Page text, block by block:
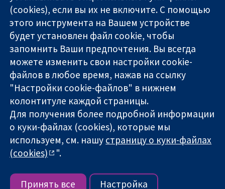
Надёжные
доказательства
Информированные
решения
Во благо
здоровья
London
W1G 0AN
United Kingdom
Новости
Пресс-
служба
О нас
Работа
Cochrane
Library
The Cochrane Collaboration is a charity (no. 1045921) and a
company limited by guarantee (no. 03044323) registered in
England & Wales. VAT registration number GB 718 2127 49.
Copyright © 2026 The Cochrane Collaboration
Условия использования веб-сайта|Отказ от
ответственности|Конфиденциальность
(cookies), если вы их не включите. С помощью
этого инструмента на Вашем устройстве
будет установлен файл cookie, чтобы
запомнить Ваши предпочтения. Вы всегда
можете изменить свои настройки cookie-
файлов в любое время, нажав на ссылку
"Настройки cookie-файлов" в нижнем
колонтитуле каждой страницы.
Для получения более подробной информации
о куки-файлах (cookies), которые мы
используем, см. нашу страницу о куки-файлах
(cookies)
".
Принять все Настройка